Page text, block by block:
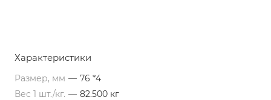
Характеристики
Размер, мм — 76 *4
Вес 1 шт./кг. — 82.500 кг